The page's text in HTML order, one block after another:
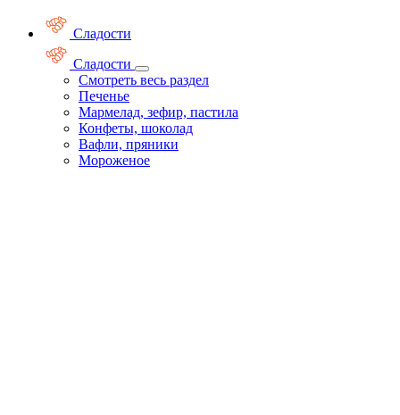
Сладости
Сладости
Смотреть весь раздел
Печенье
Мармелад, зефир, пастила
Конфеты, шоколад
Вафли, пряники
Мороженое